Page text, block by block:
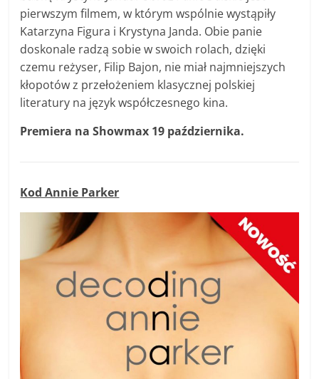
pierwszym filmem, w którym wspólnie wystąpiły
Katarzyna Figura i Krystyna Janda. Obie panie
doskonale radzą sobie w swoich rolach, dzięki
czemu reżyser, Filip Bajon, nie miał najmniejszych
kłopotów z przełożeniem klasycznej polskiej
literatury na język współczesnego kina.
Premiera na Showmax 19 października.
Kod Annie Parker